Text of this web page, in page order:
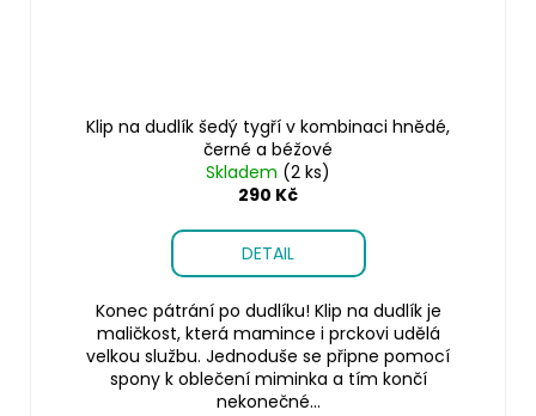
Klip na dudlík šedý tygří v kombinaci hnědé,
černé a béžové
Skladem (2 ks)
290 Kč
DETAIL
Konec pátrání po dudlíku! Klip na dudlík je
maličkost, která mamince i prckovi udělá
velkou službu. Jednoduše se připne pomocí
spony k oblečení miminka a tím končí
nekonečné...